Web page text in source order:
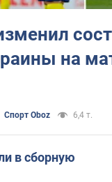
на
Спорт Oboz 6,4 т.
в сборную